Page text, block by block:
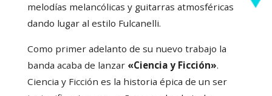
melodías melancólicas y guitarras atmosféricas
dando lugar al estilo Fulcanelli.
Como primer adelanto de su nuevo trabajo la
banda acaba de lanzar «Ciencia y Ficción».
Ciencia y Ficción es la historia épica de un ser